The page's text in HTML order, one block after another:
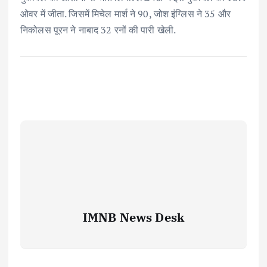
ओवर में जीता. जिसमें मिचेल मार्श ने 90, जोश इंग्लिस ने 35 और
निकोलस पूरन ने नाबाद 32 रनों की पारी खेली.
IMNB News Desk